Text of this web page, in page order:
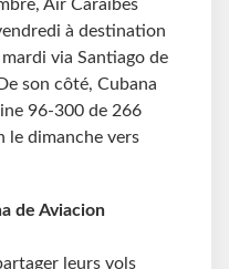
Air Caraïbes
à destination
via Santiago de
son côté, Cubana
96-300 de 266
le dimanche vers
de Aviacion
leurs vols